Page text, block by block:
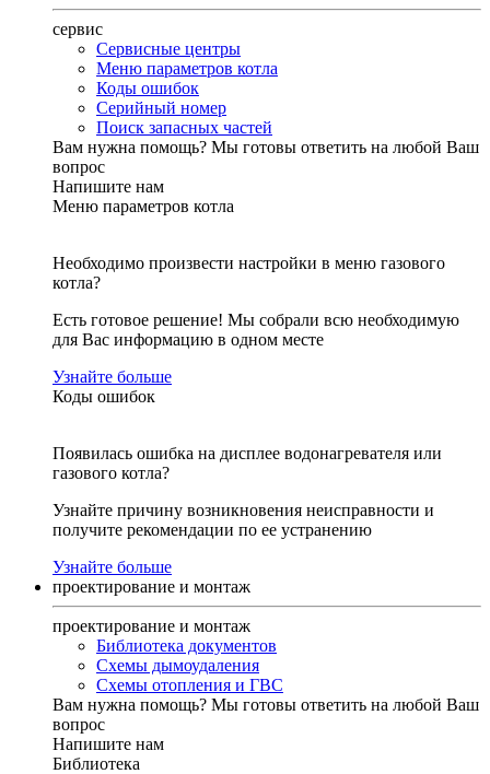
сервис
Сервисные центры
Меню параметров котла
Коды ошибок
Серийный номер
Поиск запасных частей
Вам нужна помощь? Мы готовы ответить на любой Ваш
вопрос
Напишите нам
Меню параметров котла
Необходимо произвести настройки в меню газового
котла?
Есть готовое решение! Мы собрали всю необходимую
для Вас информацию в одном месте
Узнайте больше
Коды ошибок
Появилась ошибка на дисплее водонагревателя или
газового котла?
Узнайте причину возникновения неисправности и
получите рекомендации по ее устранению
Узнайте больше
проектирование и монтаж
проектирование и монтаж
Библиотека документов
Схемы дымоудаления
Схемы отопления и ГВС
Вам нужна помощь? Мы готовы ответить на любой Ваш
вопрос
Напишите нам
Библиотека